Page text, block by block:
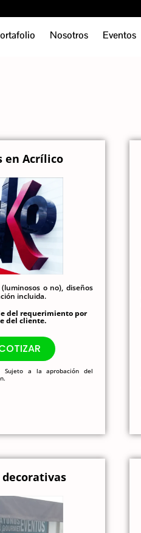
Nosotros Eventos
en Acrílico
o no), diseños
incluida.
del requerimiento por
del cliente.
Sujeto a la aprobación del